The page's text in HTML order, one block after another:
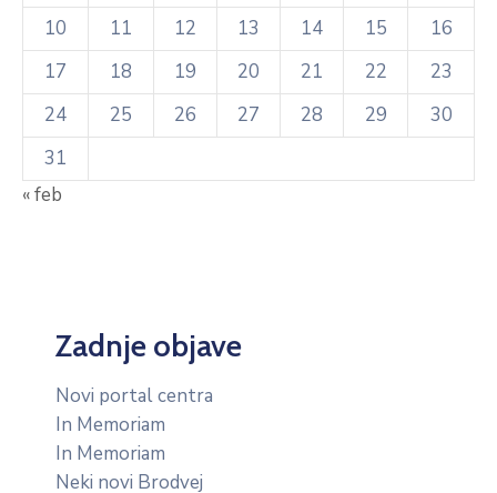
10 11 12 13 14 15
16
17
18 19 20 21 22
23
24
25 26 27 28 29
30
31
« feb
Zadnje objave
Novi portal centra
In Memoriam
In Memoriam
Neki novi Brodvej